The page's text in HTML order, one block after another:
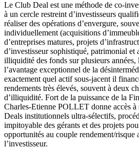
Le Club Deal est une méthode de co-
à un cercle restreint d’investisseurs
réaliser des opérations d’envergure,
individuellement (acquisitions
d’entreprises matures, projets
d’investisseur sophistiqué, patrimonial et
illiquidité des fonds sur plusieurs
l’avantage exceptionnel de la
exactement quel actif sous-jacent il
rendements très élevés, souvent à deux
d’illiquidité. Fort de la puissance de la
Charles-Etienne POLLET donne accès à
Deals institutionnels ultra-sélectifs,
impitoyable des gérants et des projets
opportunités au couple rendement/risque
l’investisseur.